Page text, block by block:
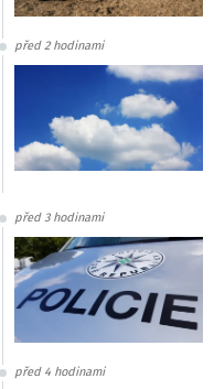
před 2 hodinami
před 3 hodinami
před 4 hodinami